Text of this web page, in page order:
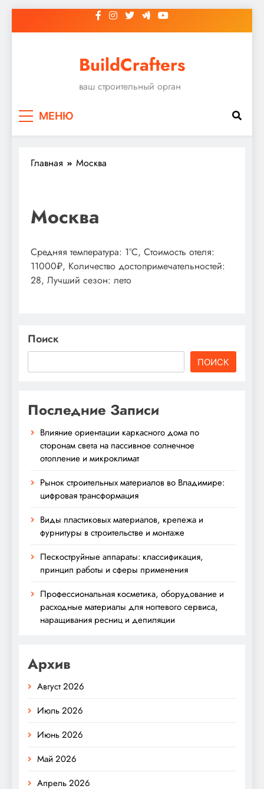
к
BuildCrafters
ваш строительный орган
МЕНЮ
Главная Москва
Москва
Средняя температура: 1°C, Стоимость отеля:
11000₽, Количество достопримечательностей:
28, Лучший сезон: лето
Поиск
ПОИСК
Последние Записи
Влияние ориентации каркасного дома по
сторонам света на пассивное солнечное
отопление и микроклимат
Рынок строительных материалов во Владимире:
цифровая трансформация
Виды пластиковых материалов, крепежа и
фурнитуры в строительстве и монтаже
Пескоструйные аппараты: классификация,
принцип работы и сферы применения
Профессиональная косметика, оборудование и
расходные материалы для ногтевого сервиса,
наращивания ресниц и депиляции
Архив
Август 2026
Июль 2026
Июнь 2026
Май 2026
Апрель 2026